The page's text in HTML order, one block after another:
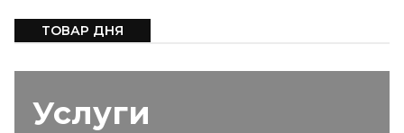
ТОВАР ДНЯ
Услуги